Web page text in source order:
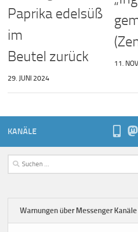
Paprika edelsüß
im
Beutel zurück
29. JUNI 2024
11.
KANÄLE
Suchen
nach:
Warnungen über Messenger Kanäle